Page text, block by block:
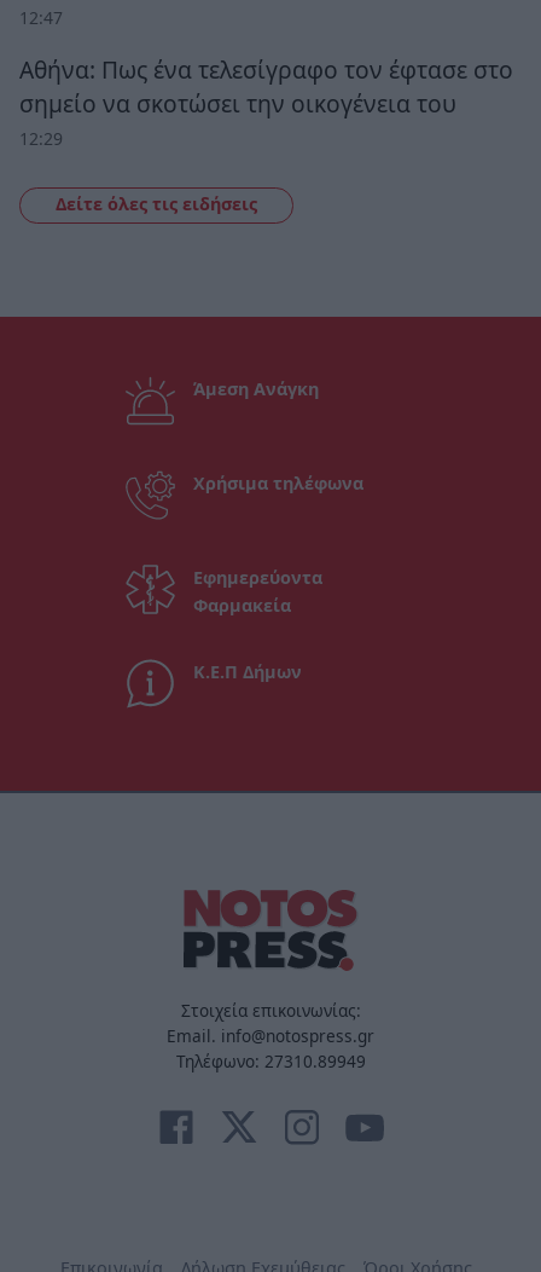
12:47
Αθήνα: Πως ένα τελεσίγραφο τον έφτασε στο
σημείο να σκοτώσει την οικογένεια του
12:29
Δείτε όλες τις ειδήσεις
Άμεση Ανάγκη
Χρήσιμα τηλέφωνα
Εφημερεύοντα
Φαρμακεία
Κ.Ε.Π Δήμων
Στοιχεία επικοινωνίας:
Email. info@notospress.gr
Τηλέφωνο: 27310.89949